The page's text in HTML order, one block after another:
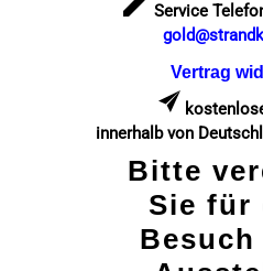
Service
Vertrag
innerhalb von
Bitte
Sie für